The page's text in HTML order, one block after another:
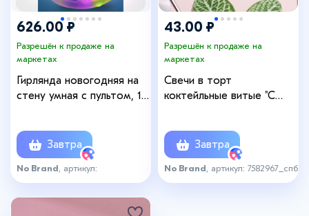
626.00 ₽
Разрешён к продаже на
маркетах
Гирлянда новогодняя на
стену умная c пультом, 10
Завтра
No Brand , артикул:
гирлянда_умная_спб
43.00 ₽
Разрешён к продаже на
маркетах
Свечи в торт
коктейльные витые "С
Завтра
No Brand , артикул: 7582967_спб